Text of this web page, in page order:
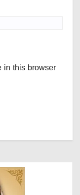
in this browser